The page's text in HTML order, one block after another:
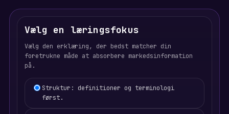
Vælg en læringsfokus
Vælg den erklæring, der bedst matcher din
foretrukne måde at absorbere markedsinformation
på.
Learning focus selection
Struktur: definitioner og terminologi
først.